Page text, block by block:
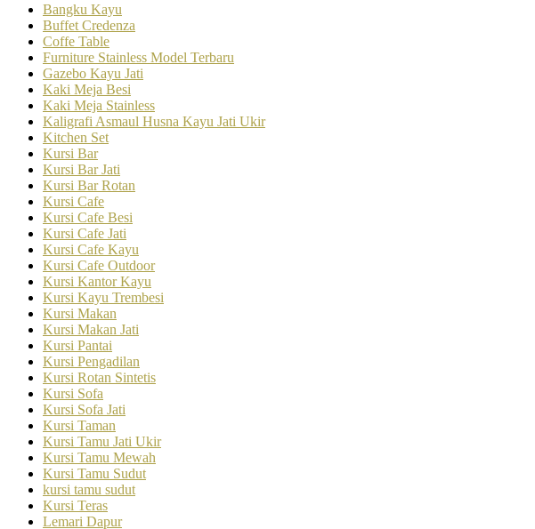
Bangku Kayu
Buffet Credenza
Coffe Table
Furniture Stainless Model Terbaru
Gazebo Kayu Jati
Kaki Meja Besi
Kaki Meja Stainless
Kaligrafi Asmaul Husna Kayu Jati Ukir
Kitchen Set
Kursi Bar
Kursi Bar Jati
Kursi Bar Rotan
Kursi Cafe
Kursi Cafe Besi
Kursi Cafe Jati
Kursi Cafe Kayu
Kursi Cafe Outdoor
Kursi Kantor Kayu
Kursi Kayu Trembesi
Kursi Makan
Kursi Makan Jati
Kursi Pantai
Kursi Pengadilan
Kursi Rotan Sintetis
Kursi Sofa
Kursi Sofa Jati
Kursi Taman
Kursi Tamu Jati Ukir
Kursi Tamu Mewah
Kursi Tamu Sudut
kursi tamu sudut
Kursi Teras
Lemari Dapur